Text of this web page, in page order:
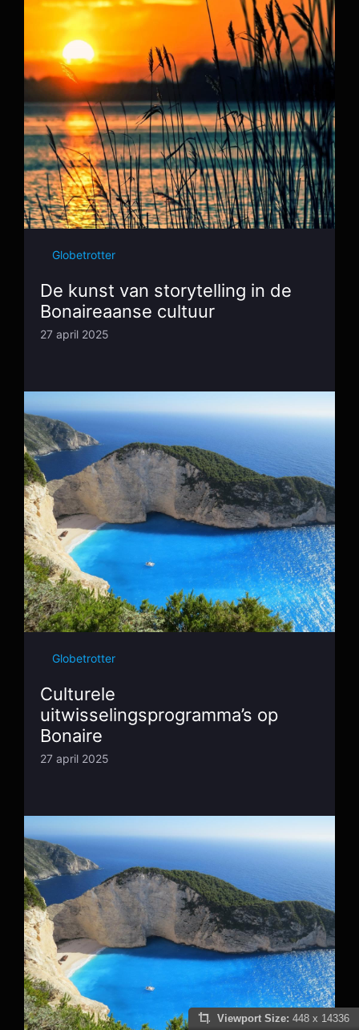
Globetrotter
De kunst van storytelling in de
Bonaireaanse cultuur
27 april 2025
Globetrotter
Culturele
uitwisselingsprogramma’s op
Bonaire
27 april 2025
Viewport Size: 448 x 14336